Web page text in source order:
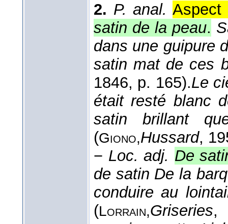
2. P. anal. Aspect
satin de la peau.
dans une guipure
satin mat de ces
1846, p. 165).Le
était resté blanc
satin brillant
(Giono,Hussard,
− Loc. adj. De
de satin De la
conduire au
(Lorrain,Griseries,